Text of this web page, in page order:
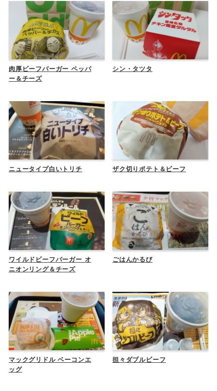
肉厚ビーフバーガー ペッパ
ー＆チーズ
シン・タツタ
ニュータイプ白いトリチ ザク切りポテト＆ビーフ
ワイルドビーフバーガー オ
ニオンリング＆チーズ
ごはんかるび
マックグリドル ベーコンエ
ッグ
担々ダブルビーフ